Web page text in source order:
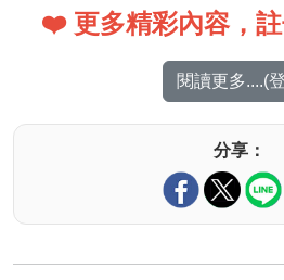
❤️ 更多精彩內容，
閱讀更多....(
分享：